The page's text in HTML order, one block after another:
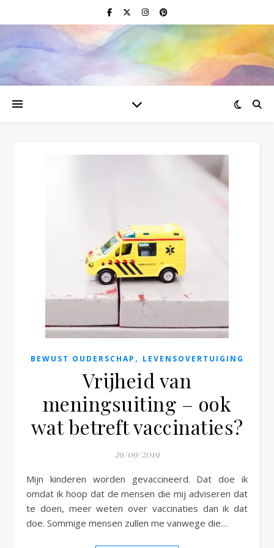
BEWUST OUDERSCHAP , LEVENSOVERTUIGING
Vrijheid van
meningsuiting – ook
wat betreft vaccinaties?
29/09/2019
Mijn kinderen worden gevaccineerd. Dat doe ik
omdat ik hoop dat de mensen die mij adviseren dat
te doen, meer weten over vaccinaties dan ik dat
doe. Sommige mensen zullen me vanwege die…